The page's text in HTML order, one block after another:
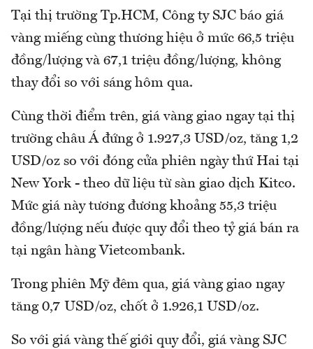
Tại thị trường Tp.HCM, Công ty SJC báo giá
vàng miếng cùng thương hiệu ở mức 66,5 triệu
đồng/lượng và 67,1 triệu đồng/lượng, không
thay đổi so với sáng hôm qua.
Cùng thời điểm trên, giá vàng giao ngay tại thị
trường châu Á đứng ở 1.927,3 USD/oz, tăng 1,2
USD/oz so với đóng cửa phiên ngày thứ Hai tại
New York - theo dữ liệu từ sàn giao dịch Kitco.
Mức giá này tương đương khoảng 55,3 triệu
đồng/lượng nếu được quy đổi theo tỷ giá bán ra
tại ngân hàng Vietcombank.
Trong phiên Mỹ đêm qua, giá vàng giao ngay
tăng 0,7 USD/oz, chốt ở 1.926,1 USD/oz.
So với giá vàng thế giới quy đổi, giá vàng SJC